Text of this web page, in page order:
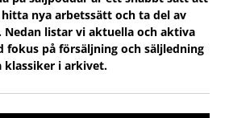
nya arbetssätt och ta del av
Nedan listar vi aktuella och aktiva
fokus på försäljning och säljledning
klassiker i arkivet.